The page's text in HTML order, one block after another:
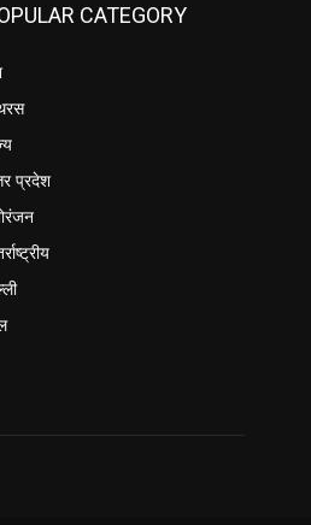
CATEGORY
प्रदेश